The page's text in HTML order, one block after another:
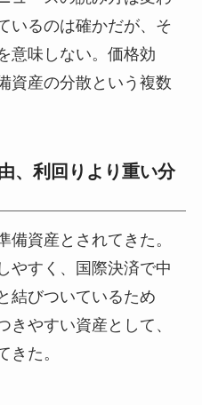
いるのは確かだが、そ
意味しない。価格効
資産の分散という複数
、利回りより重い分
備資産とされてきた。
やすく、国際決済で中
結びついているため
きやすい資産として、
きた。